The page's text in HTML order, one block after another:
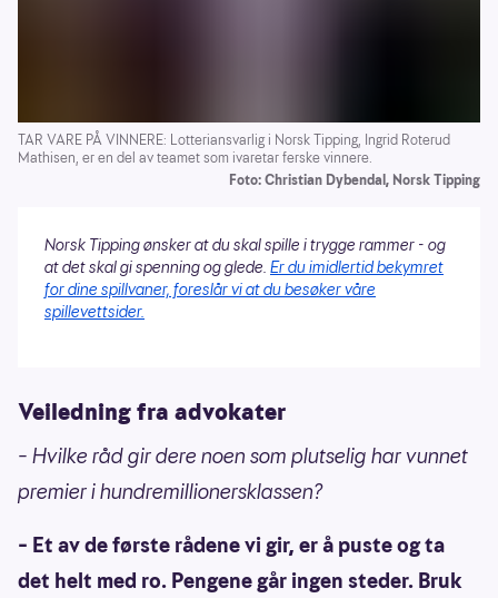
TAR VARE PÅ VINNERE: Lotteriansvarlig i Norsk Tipping, Ingrid Roterud
Mathisen, er en del av teamet som ivaretar ferske vinnere.
Foto: Christian Dybendal, Norsk Tipping
Norsk Tipping ønsker at du skal spille i trygge rammer - og
at det skal gi spenning og glede. Er du imidlertid bekymret
for dine spillvaner, foreslår vi at du besøker våre
spillevettsider.
Veiledning fra advokater
– Hvilke råd gir dere noen som plutselig har vunnet
premier i hundremillionersklassen?
– Et av de første rådene vi gir, er å puste og ta
det helt med ro. Pengene går ingen steder. Bruk